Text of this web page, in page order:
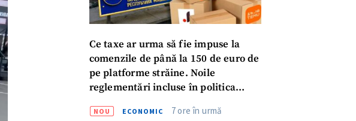
Ce taxe ar urma să fie impuse la
comenzile de până la 150 de euro de
pe platforme străine. Noile
reglementări incluse în politica
NOU ECONOMIC 7 ore în urmă
CONTACT SURSĂ
+ Numele meu
+ Emailul meu